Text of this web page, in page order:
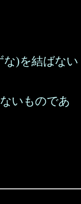
な)を結ばない
いものであ